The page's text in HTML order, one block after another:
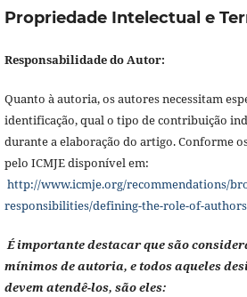
Propriedade Intelectual e
Responsabilidade do Autor:
Quanto à autoria, os autores necessitam
identificação, qual o tipo de contribuição
durante a elaboração do artigo. Conforme
pelo ICMJE disponível em:
http://www.icmje.org/recommendations/
responsibilities/defining-the-role-of-
É importante destacar que são
mínimos de autoria, e todos aqueles
devem atendê-los, são eles: